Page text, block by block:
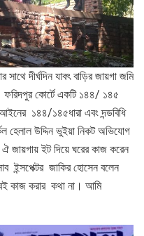
দীর্ঘদিন যাবৎ বাড়ির জায়গা জমি
কোর্টে একটি ১৪৪/ ১৪৫
১৪৪/১৪৫ধারা এবং দন্ডবিধি
হেলাল উদ্দিন ভুইয়া নিকট অভিযোগ
জায়গায় ইট দিয়ে ঘরের কাজ করেন
ইন্সপেক্টর জাকির হোসেন বলেন
কাজ করার কথা না। আমি